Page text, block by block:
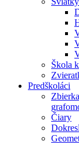
Škola
Predškoláci
Čiary